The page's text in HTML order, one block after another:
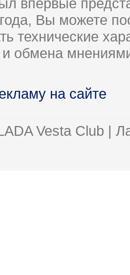
Вы можете
технические
обмена
на сайте
Vesta Club |